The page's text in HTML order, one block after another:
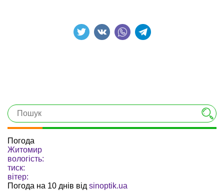
Погода
Житомир
вологість:
тиск:
вітер:
Погода на 10 днів від sinoptik.ua